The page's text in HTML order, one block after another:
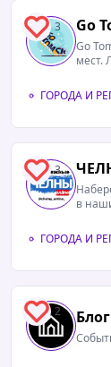
3 Go
Go
ГОРОДА И
3
в
ГОРОДА И
2